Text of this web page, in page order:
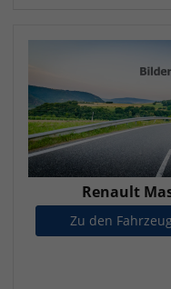
Renault
Zu den